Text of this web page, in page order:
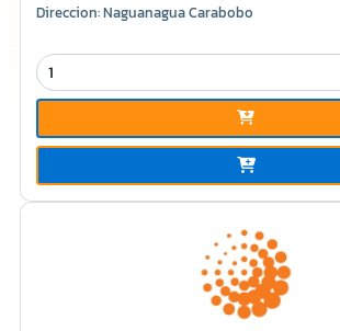
Direccion: Naguanagua Carabobo